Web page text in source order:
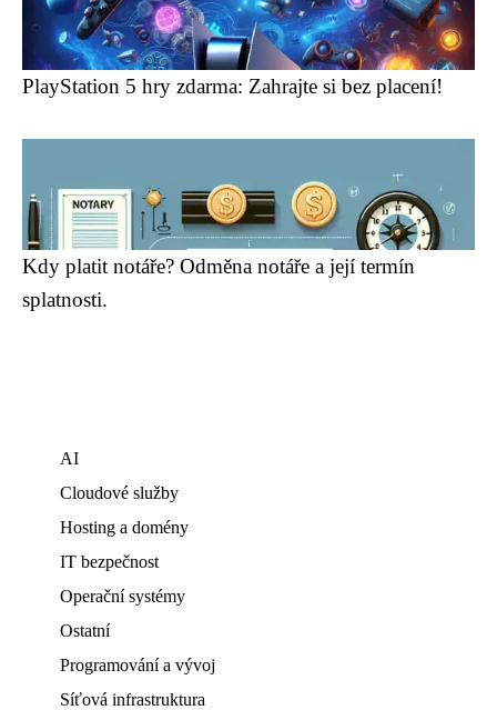
PlayStation 5 hry zdarma: Zahrajte si bez placení!
Kdy platit notáře? Odměna notáře a její termín
splatnosti.
AI
Cloudové služby
Hosting a domény
IT bezpečnost
Operační systémy
Ostatní
Programování a vývoj
Síťová infrastruktura